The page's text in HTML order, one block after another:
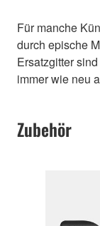
Für manche
durch epische
Ersatzgitter
immer wie neu
Zubehör